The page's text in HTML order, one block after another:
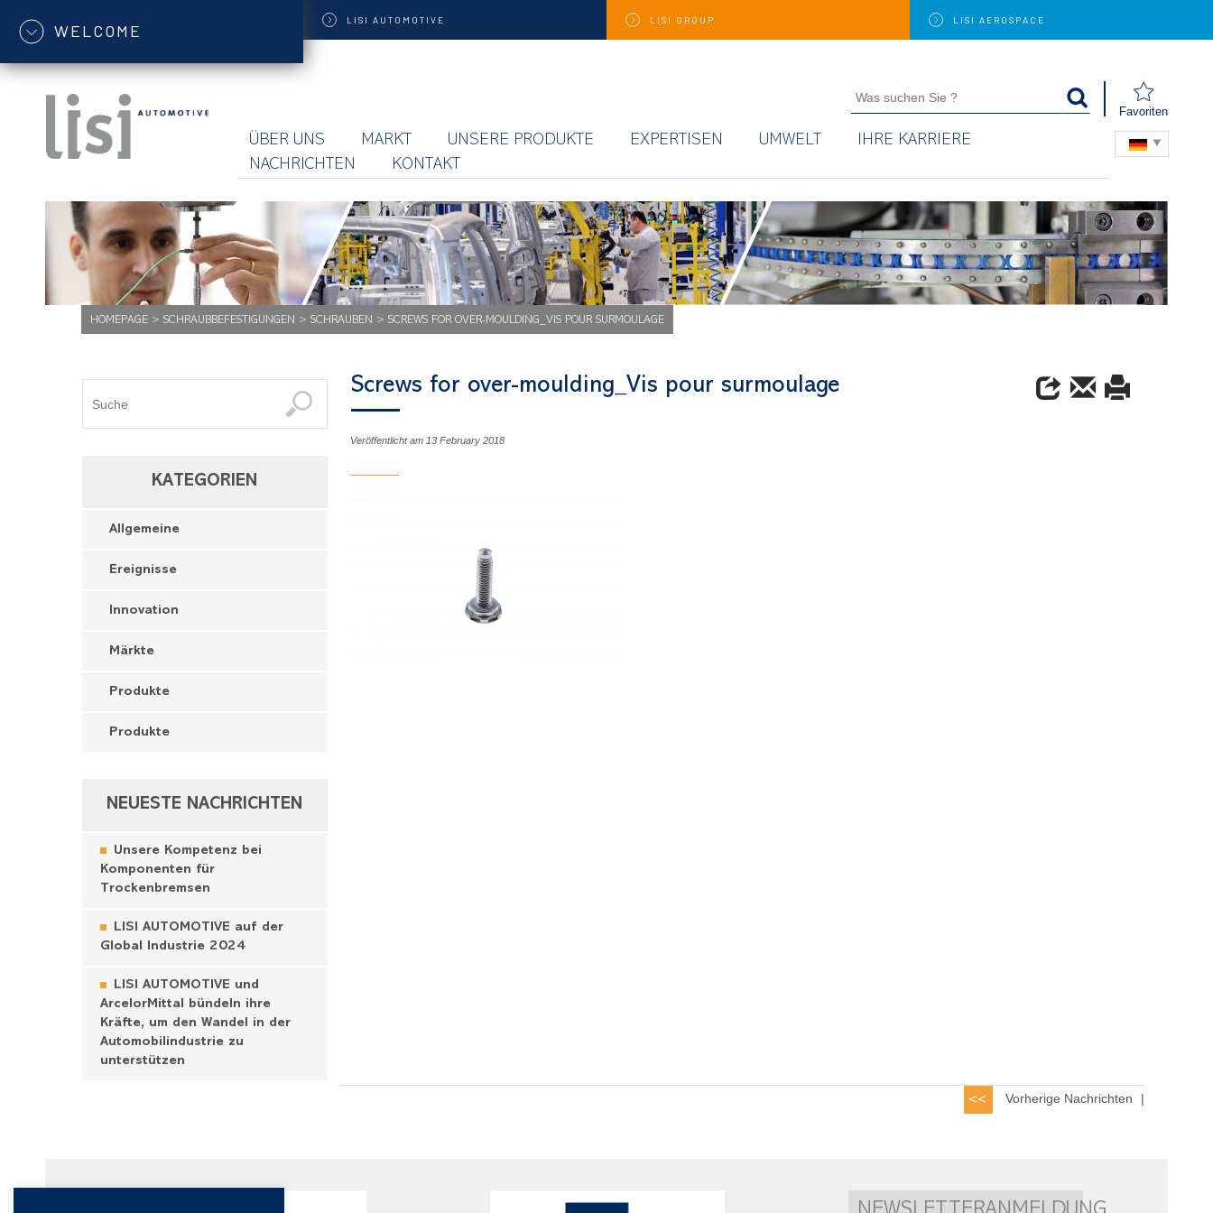
WELCOME
LISI AUTOMOTIVE LISI GROUP LISI AEROSPACE
Favoriten
ÜBER UNS MARKT UNSERE PRODUKTE EXPERTISEN UMWELT
IHRE KARRIERE
NACHRICHTEN
KONTAKT
HOMEPAGE> SCHRAUBBEFESTIGUNGEN > SCHRAUBEN > SCREWS FOR OVER-MOULDING_VIS POUR SURMOULAGE
KATEGORIEN
Allgemeine
Ereignisse
Innovation
Märkte
Produkte
Produkte
NEUESTE NACHRICHTEN
Unsere Kompetenz bei
Komponenten für
Trockenbremsen
LISI AUTOMOTIVE auf der
Global Industrie 2024
LISI AUTOMOTIVE und
ArcelorMittal bündeln ihre
Kräfte, um den Wandel in der
Automobilindustrie zu
unterstützen
Screws for over-moulding_Vis pour surmoulage
Veröffentlicht am 13 February 2018
Vorherige Nachrichten |